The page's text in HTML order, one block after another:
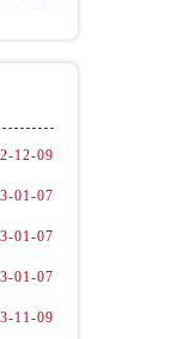
12-09
01-07
01-07
01-07
11-09